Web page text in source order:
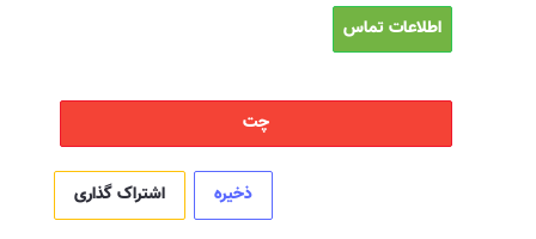
اطلاعات تماس
چت
ذخیره اشتراک گذاری